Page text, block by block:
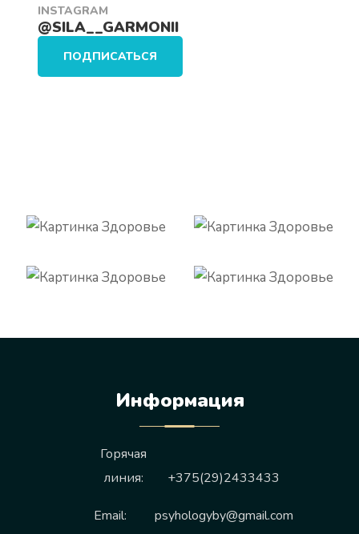
INSTAGRAM
@SILA__GARMONII
ПОДПИСАТЬСЯ
Информация
Горячая
линия:
+375(29)2433433
Email: psyhologyby@gmail.com